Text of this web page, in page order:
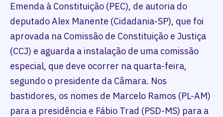
Emenda à Constituição (PEC), de autoria do
deputado Alex Manente (Cidadania-SP), que foi
aprovada na Comissão de Constituição e Justiça
(CCJ) e aguarda a instalação de uma comissão
especial, que deve ocorrer na quarta-feira,
segundo o presidente da Câmara. Nos
bastidores, os nomes de Marcelo Ramos (PL-AM)
para a presidência e Fábio Trad (PSD-MS) para a